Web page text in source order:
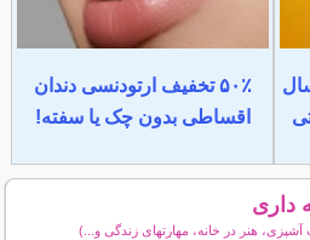
۵۰٪ تخفیف ارتودنسی دندان
اقساطی بدون چک یا سفته!
داری
هنر در خانه، مهارتهای زندگی و...)